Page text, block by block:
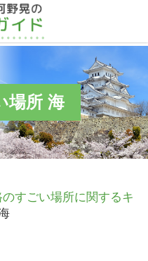
場所 海
のすごい場所に関するキ